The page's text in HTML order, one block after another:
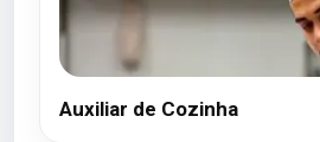
Auxiliar de Cozinha